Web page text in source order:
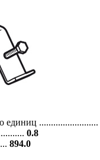
единиц .........................
0.8
894.0